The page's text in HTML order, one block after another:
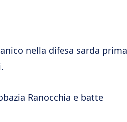
nella difesa sarda prima
Ranocchia e batte